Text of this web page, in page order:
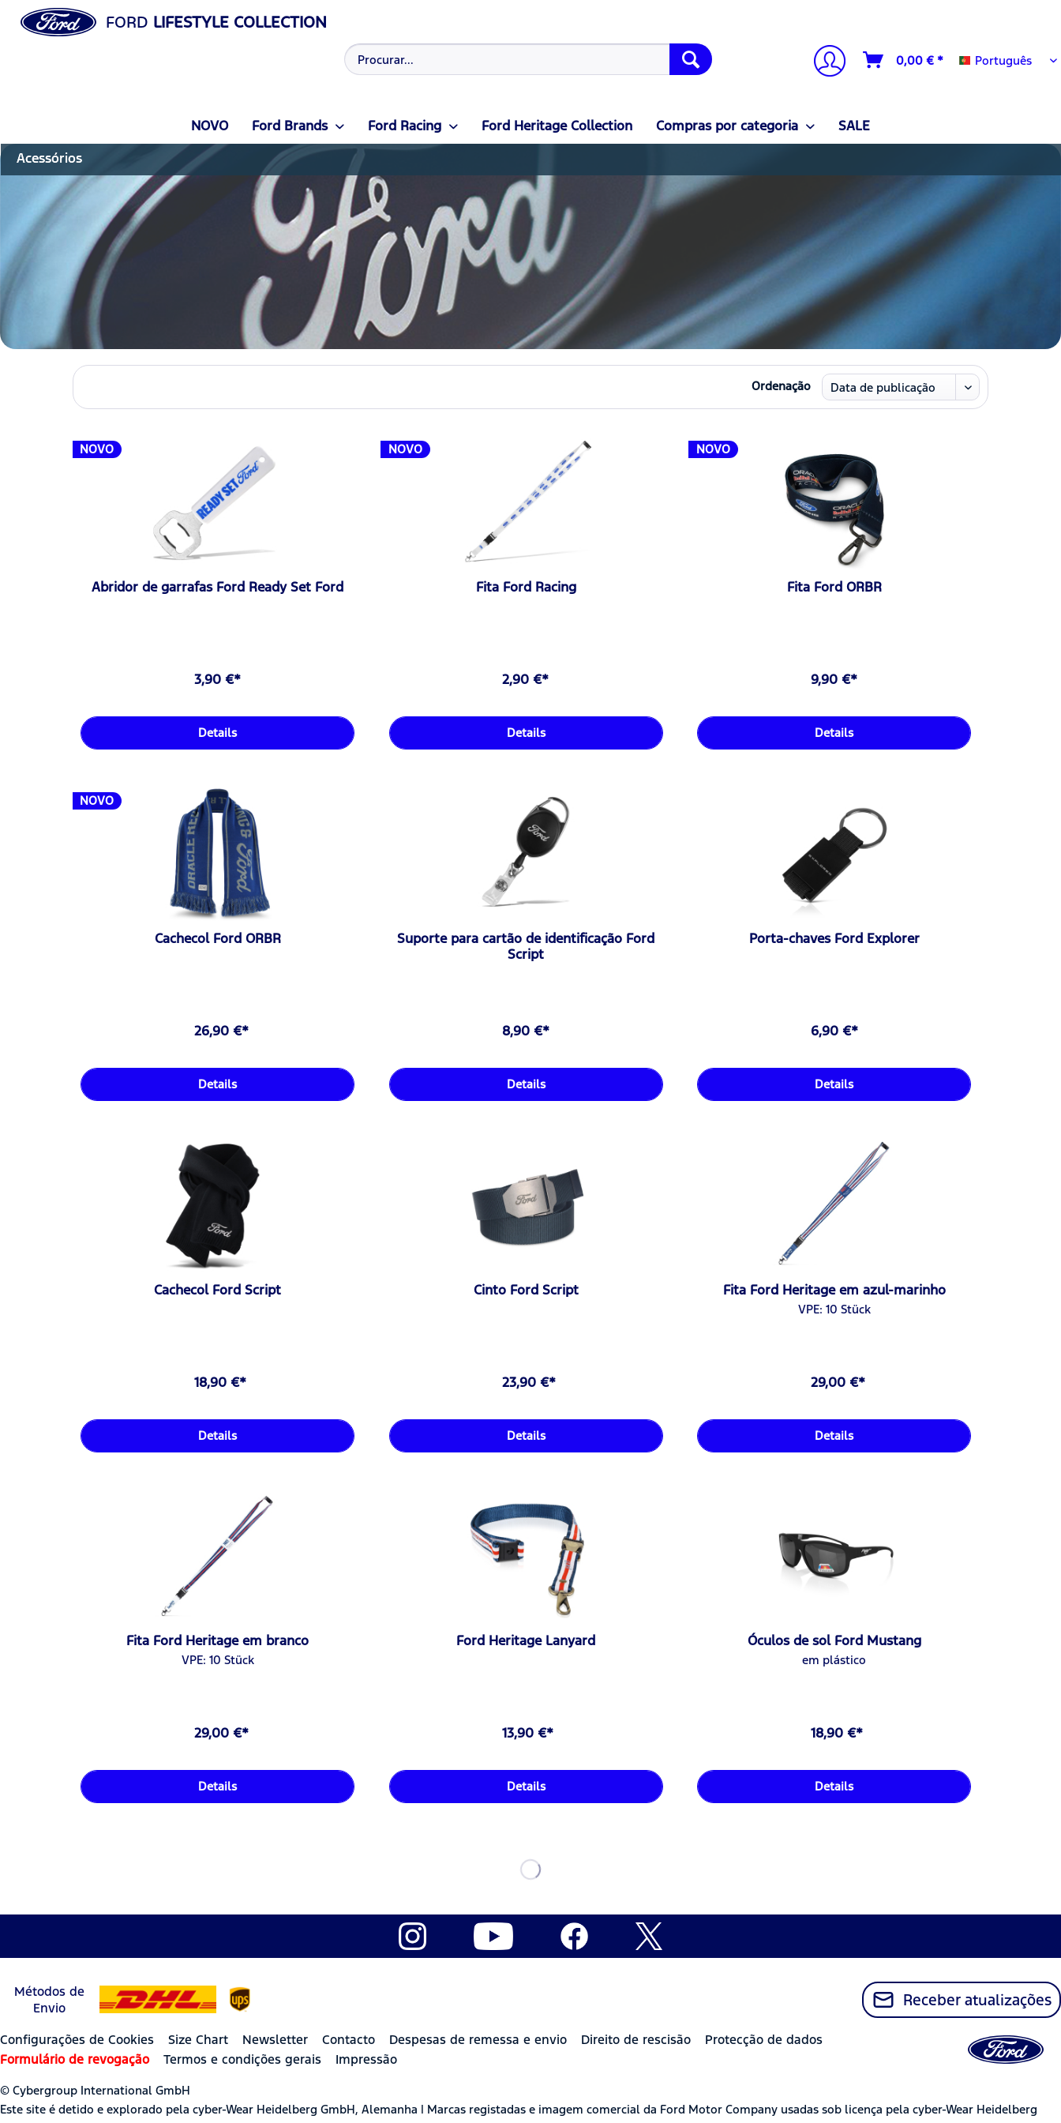
FORD LIFESTYLE COLLECTION
0,00 € * Português
Português
NOVO Ford Brands Ford Racing Ford Heritage Collection Compras por categoria
SALE
Acessórios
Ordenação
NOVO
Abridor de garrafas Ford Ready Set Ford
3,90 €*
Details
NOVO
Fita Ford Racing
2,90 €*
Details
NOVO
Fita Ford ORBR
9,90 €*
Details
NOVO
Cachecol Ford ORBR
26,90 €*
Details
Suporte para cartão de identificação Ford
Script
8,90 €*
Details
Porta-chaves Ford Explorer
6,90 €*
Details
Cachecol Ford Script
18,90 €*
Details
Cinto Ford Script
23,90 €*
Details
Fita Ford Heritage em azul-marinho
VPE: 10 Stück
29,00 €*
Details
Fita Ford Heritage em branco
VPE: 10 Stück
29,00 €*
Details
Ford Heritage Lanyard
13,90 €*
Details
Óculos de sol Ford Mustang
em plástico
18,90 €*
Details
Métodos de
Envio
Receber atualizações
Configurações de Cookies Size Chart Newsletter Contacto Despesas de remessa e envio Direito de rescisão
Protecção de dados
Formulário de revogação
Termos e condições gerais Impressão
© Cybergroup International GmbH
Este site é detido e explorado pela cyber-Wear Heidelberg GmbH, Alemanha | Marcas registadas e imagem comercial da Ford Motor Company usadas sob licença pela cyber-Wear Heidelberg